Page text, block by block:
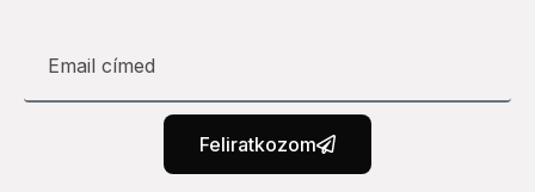
Feliratkozom